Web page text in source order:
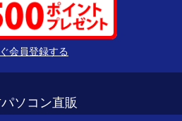
会員登録する
ソコン直販